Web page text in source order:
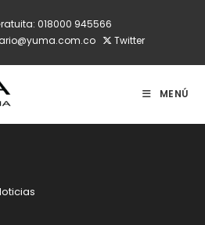
018000 945566
Twitter
MENÚ